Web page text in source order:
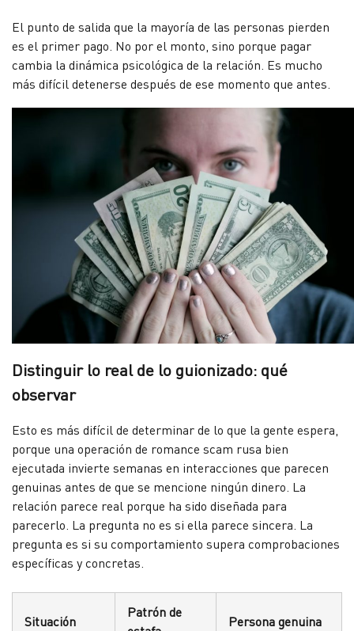
El punto de salida que la mayoría de las personas pierden
es el primer pago. No por el monto, sino porque pagar
cambia la dinámica psicológica de la relación. Es mucho
más difícil detenerse después de ese momento que antes.
Distinguir lo real de lo guionizado: qué
observar
Esto es más difícil de determinar de lo que la gente espera,
porque una operación de romance scam rusa bien
ejecutada invierte semanas en interacciones que parecen
genuinas antes de que se mencione ningún dinero. La
relación parece real porque ha sido diseñada para
parecerlo. La pregunta no es si ella parece sincera. La
pregunta es si su comportamiento supera comprobaciones
específicas y concretas.
Situación
Patrón de
Persona genuina